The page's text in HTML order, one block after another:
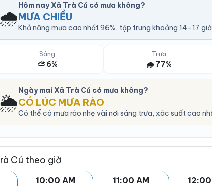
🌧️
Hôm nay Xã Trà Cú có mưa không?
MƯA CHIỀU
Khả năng mưa cao nhất 96%, tập trung khoảng 14–17
Sáng
⛅ 6%
Trưa
🌧️ 77%
🌦️
Ngày mai Xã Trà Cú có mưa không?
CÓ LÚC MƯA RÀO
Có thể có mưa rào nhẹ vài nơi sáng trưa, xác suất cao
Cú theo giờ
10:00 AM
11:00 AM
12:00